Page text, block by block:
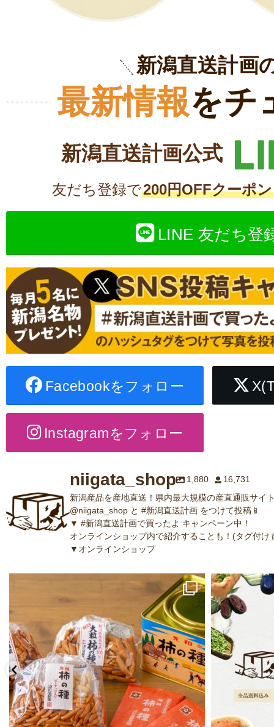
新潟直送計画
最新情報をチ
新潟直送計画公式
友だち登録で200円OFFクーポン
LINE 友だち登
Facebookをフォロー
Instagramをフォロー
niigata_shop 1,880
16,731
新潟産品を産地直送！県内最大規模の産直通販サイ
@niigata_shop と #新潟直送計画 をつけて投稿📱
▼ #新潟直送計画で買ったよ キャンペーン中！
オンラインショップ内で紹介することも！(タグ付け
▼オンラインショップ